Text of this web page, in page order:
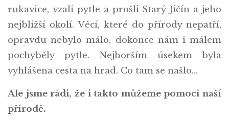
rukavice, vzali pytle a prošli Starý Jičín a jeho
nejbližší okolí. Věcí, které do přírody nepatří,
opravdu nebylo málo, dokonce nám i málem
pochyběly pytle. Nejhorším úsekem byla
vyhlášena cesta na hrad. Co tam se našlo…
Ale jsme rádi, že i takto můžeme pomoci naší
přírodě.